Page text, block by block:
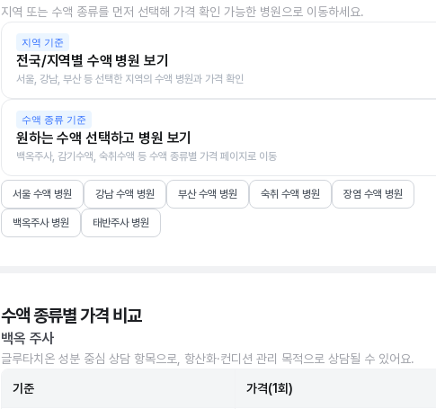
지역 또는 수액 종류를 먼저 선택해 가격 확인 가능한 병원으로 이동하세요.
지역 기준
전국/지역별 수액 병원 보기
서울, 강남, 부산 등 선택한 지역의 수액 병원과 가격 확인
수액 종류 기준
원하는 수액 선택하고 병원 보기
백옥주사, 감기수액, 숙취수액 등 수액 종류별 가격 페이지로 이동
서울 수액 병원 강남 수액 병원 부산 수액 병원 숙취 수액 병원 장염 수액 병원
백옥주사 병원 태반주사 병원
수액 종류별 가격 비교
백옥 주사
글루타치온 성분 중심 상담 항목으로, 항산화·컨디션 관리 목적으로 상담될 수 있어요.
기준 가격(1회)